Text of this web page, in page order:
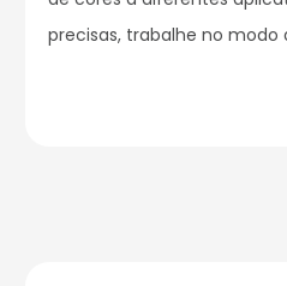
precisas, trabalhe no